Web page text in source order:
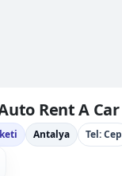
Rent A Car
Antalya Tel: Cep